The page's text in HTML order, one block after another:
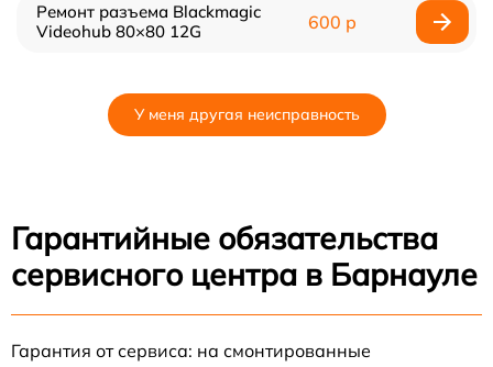
Ремонт разъема Blackmagic
Videohub 80×80 12G
600 р
У меня другая неисправность
Гарантийные обязательства
сервисного центра в Барнауле
Гарантия от сервиса: на смонтированные